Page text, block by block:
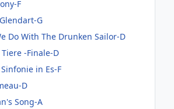
F
G
Do With The Drunken Sailor-D
-Finale-D
in Es-F
D
Song-A